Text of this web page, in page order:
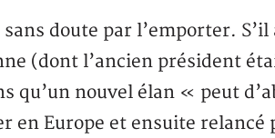
doute par l’emporter. S’il
(dont l’ancien président
qu’un nouvel élan « peut
en Europe et ensuite relancé